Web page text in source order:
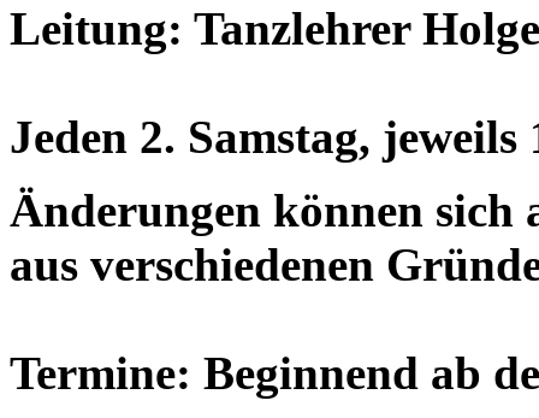
Leitung: Tanzlehrer
Jeden 2. Samstag,
Änderungen können
aus verschiedenen
Termine: Beginnend ab